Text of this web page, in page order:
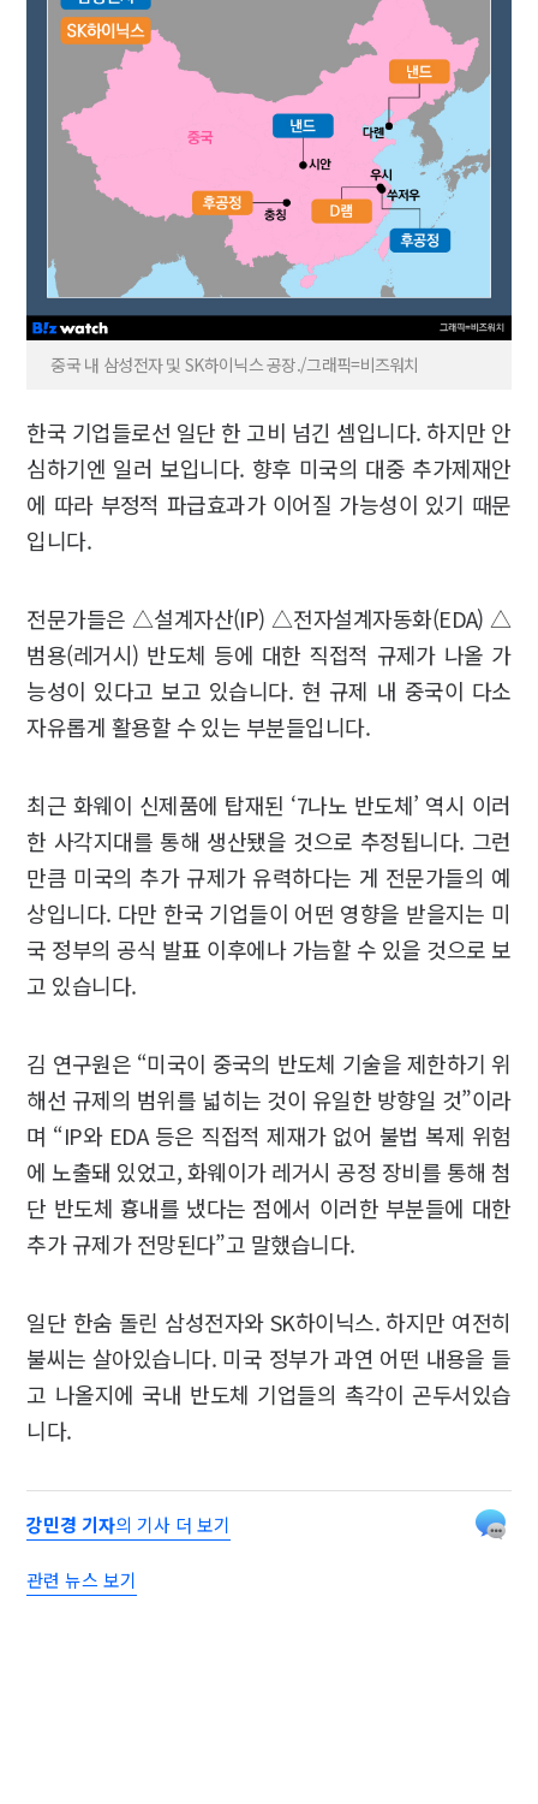
중국 내 삼성전자 및 SK하이닉스 공장./그래픽=비즈워치
한국 기업들로선 일단 한 고비 넘긴 셈입니다. 하지만 안
심하기엔 일러 보입니다. 향후 미국의 대중 추가제재안
에 따라 부정적 파급효과가 이어질 가능성이 있기 때문
입니다.
전문가들은 △설계자산(IP) △전자설계자동화(EDA) △
범용(레거시) 반도체 등에 대한 직접적 규제가 나올 가
능성이 있다고 보고 있습니다. 현 규제 내 중국이 다소
자유롭게 활용할 수 있는 부분들입니다.
최근 화웨이 신제품에 탑재된 ‘7나노 반도체’ 역시 이러
한 사각지대를 통해 생산됐을 것으로 추정됩니다. 그런
만큼 미국의 추가 규제가 유력하다는 게 전문가들의 예
상입니다. 다만 한국 기업들이 어떤 영향을 받을지는 미
국 정부의 공식 발표 이후에나 가늠할 수 있을 것으로 보
고 있습니다.
김 연구원은 “미국이 중국의 반도체 기술을 제한하기 위
해선 규제의 범위를 넓히는 것이 유일한 방향일 것”이라
며 “IP와 EDA 등은 직접적 제재가 없어 불법 복제 위험
에 노출돼 있었고, 화웨이가 레거시 공정 장비를 통해 첨
단 반도체 흉내를 냈다는 점에서 이러한 부분들에 대한
추가 규제가 전망된다”고 말했습니다.
일단 한숨 돌린 삼성전자와 SK하이닉스. 하지만 여전히
불씨는 살아있습니다. 미국 정부가 과연 어떤 내용을 들
고 나올지에 국내 반도체 기업들의 촉각이 곤두서있습
니다.
강민경 기자의 기사 더 보기
관련 뉴스 보기